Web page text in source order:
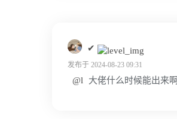
✔
发布于 2024-08-23 09:31
@l 大佬什么时候能出来啊